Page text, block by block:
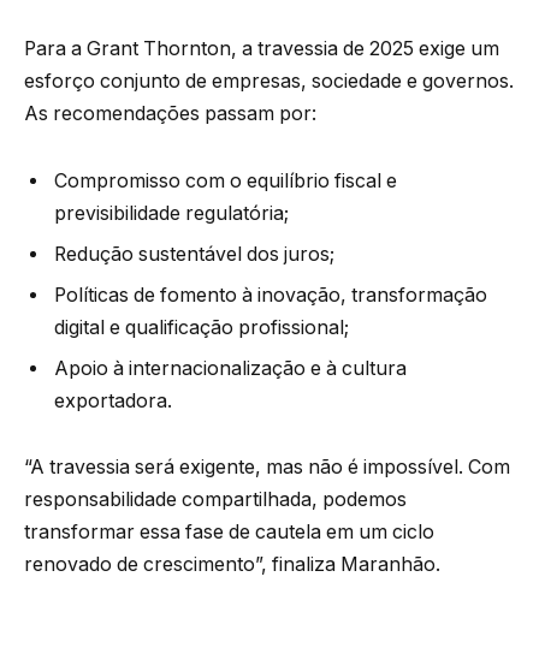
Para a Grant Thornton, a travessia de 2025 exige um
esforço conjunto de empresas, sociedade e governos.
As recomendações passam por:
Compromisso com o equilíbrio fiscal e
previsibilidade regulatória;
Redução sustentável dos juros;
Políticas de fomento à inovação, transformação
digital e qualificação profissional;
Apoio à internacionalização e à cultura
exportadora.
“A travessia será exigente, mas não é impossível. Com
responsabilidade compartilhada, podemos
transformar essa fase de cautela em um ciclo
renovado de crescimento”, finaliza Maranhão.